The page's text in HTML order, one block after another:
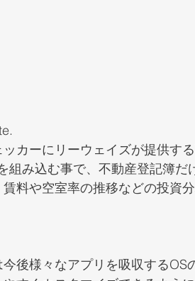
カーにリーウェイズが提供す
組み込む事で、不動産登記簿
料や空室率の推移などの投資
今後様々なアプリを吸収するOS